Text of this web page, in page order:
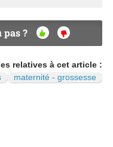
pas ?
OU
NO
N
relatives à cet article :
maternité - grossesse